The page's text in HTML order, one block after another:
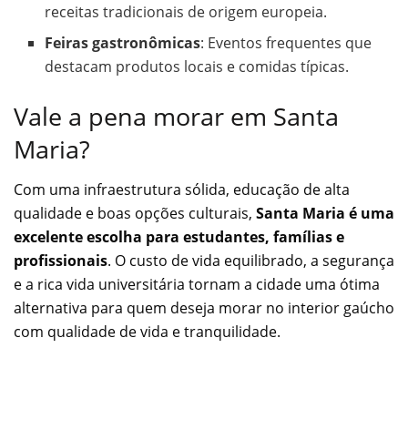
receitas tradicionais de origem europeia.
Feiras gastronômicas: Eventos frequentes que
destacam produtos locais e comidas típicas.
Vale a pena morar em Santa
Maria?
Com uma infraestrutura sólida, educação de alta
qualidade e boas opções culturais, Santa Maria é uma
excelente escolha para estudantes, famílias e
profissionais. O custo de vida equilibrado, a segurança
e a rica vida universitária tornam a cidade uma ótima
alternativa para quem deseja morar no interior gaúcho
com qualidade de vida e tranquilidade.